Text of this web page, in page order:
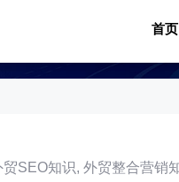
首页
推广策略怎
贸SEO知识, 外贸整合营销